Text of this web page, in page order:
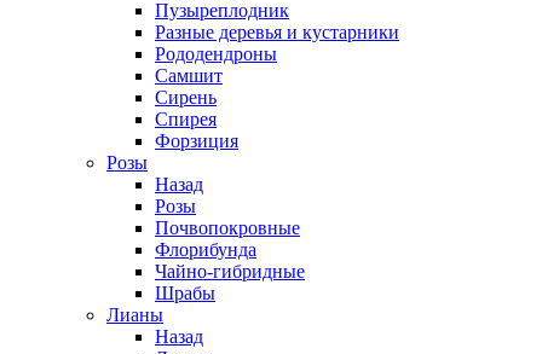
Пузыреплодник
Разные деревья и кустарники
Рододендроны
Самшит
Сирень
Спирея
Форзиция
Розы
Назад
Розы
Почвопокровные
Флорибунда
Чайно-гибридные
Шрабы
Лианы
Назад